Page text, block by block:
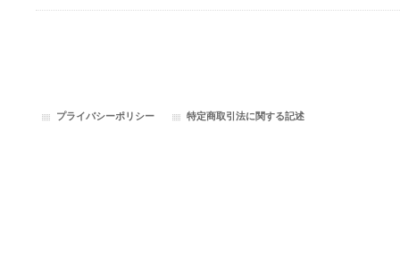
プライバシーポリシー 特定商取引法に関する記述